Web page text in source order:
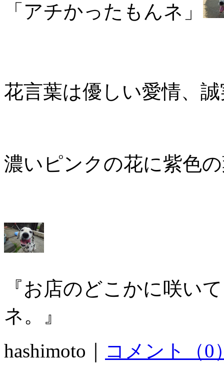
「アチかったもんネ」
花言葉は優しい愛情、
濃いピンクの花に紫色
『お店のどこかに咲い
ネ。』
hashimoto｜
コメント（0